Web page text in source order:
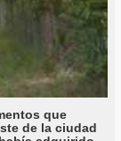
que
de la ciudad